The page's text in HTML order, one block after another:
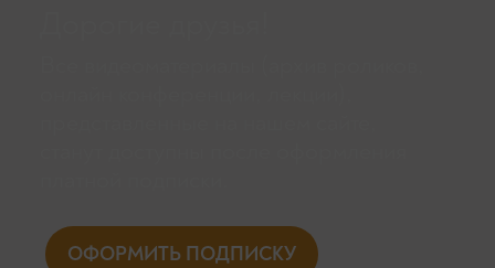
ОФОРМИТЬ ПОДПИСКУ